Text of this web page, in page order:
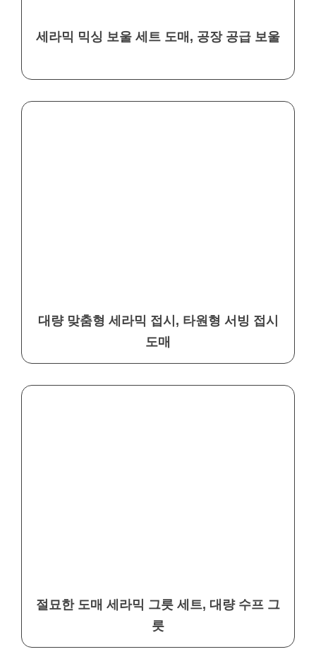
세라믹 믹싱 보울 세트 도매, 공장 공급 보울
대량 맞춤형 세라믹 접시, 타원형 서빙 접시
도매
절묘한 도매 세라믹 그릇 세트, 대량 수프 그
릇